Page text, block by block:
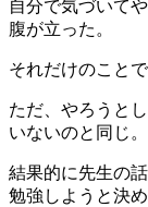
自分で気づいて
腹が立った。
それだけのことで
ただ、やろうと
いないのと同じ。
結果的に先生の
勉強しようと決め